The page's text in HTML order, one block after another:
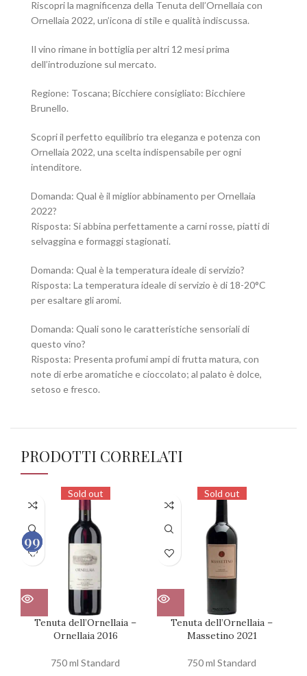
Riscopri la magnificenza della Tenuta dell’Ornellaia con
Ornellaia 2022, un’icona di stile e qualità indiscussa.
Il vino rimane in bottiglia per altri 12 mesi prima
dell’introduzione sul mercato.
Regione: Toscana; Bicchiere consigliato: Bicchiere
Brunello.
Scopri il perfetto equilibrio tra eleganza e potenza con
Ornellaia 2022, una scelta indispensabile per ogni
intenditore.
Domanda: Qual è il miglior abbinamento per Ornellaia
2022?
Risposta: Si abbina perfettamente a carni rosse, piatti di
selvaggina e formaggi stagionati.
Domanda: Qual è la temperatura ideale di servizio?
Risposta: La temperatura ideale di servizio è di 18-20°C
per esaltare gli aromi.
Domanda: Quali sono le caratteristiche sensoriali di
questo vino?
Risposta: Presenta profumi ampi di frutta matura, con
note di erbe aromatiche e cioccolato; al palato è dolce,
setoso e fresco.
PRODOTTI CORRELATI
Sold out
Tenuta dell’Ornellaia –
Ornellaia 2016
750 ml Standard
99
100
Sold out
Tenuta dell’Ornellaia –
Massetino 2021
750 ml Standard
99
100
99
100